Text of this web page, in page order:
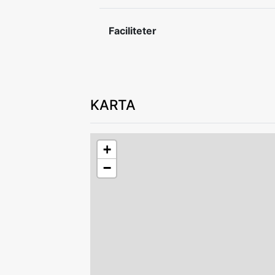
Faciliteter
KARTA
+
−